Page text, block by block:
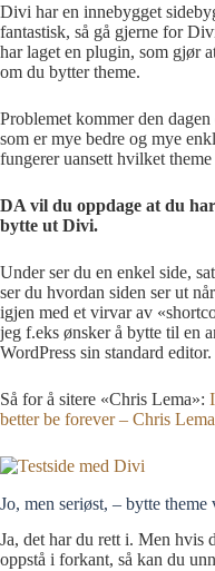
Divi har en innebygget
fantastisk, så gå gjerne for
har laget en plugin, som gjør
om du bytter theme.
Problemet kommer den
som er mye bedre og mye
fungerer uansett hvilket
DA vil du oppdage at du
bytte ut Divi.
Under ser du en enkel side,
ser du hvordan siden ser ut
igjen med et virvar av
jeg f.eks ønsker å bytte til en
WordPress sin standard editor.
Så for å sitere «Chris Lema»:
better be forever – Chris Lema
Jo, men seriøst, – bytte
Ja, det har du rett i. Men hvis
oppstå i forkant, så kan du